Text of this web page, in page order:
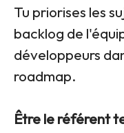
Tu priorises les
backlog de
développeurs
roadmap.
Être le référent